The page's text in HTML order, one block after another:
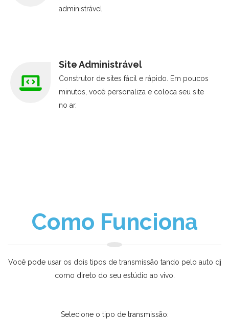
administrável.
Site Administrável
Construtor de sites fácil e rápido. Em poucos
minutos, você personaliza e coloca seu site
no ar.
Como Funciona
Você pode usar os dois tipos de transmissão tando pelo auto dj
como direto do seu estúdio ao vivo.
Selecione o tipo de transmissão: